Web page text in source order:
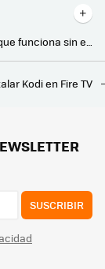
Ha fabricado un aire acondicionado portátil que funciona sin enchufes: toda la noche con la habitación a 15ºC
“Puede alterar el sistema mucociliar”. La doctora Prados avisa sobre usar el aire acondicionado a lo loco
Hoy empieza la canícula y los meteorólogos lo tienen claro: "Pintan bastos para las regiones mediterráneas de España"
Kodi en Fire TV
SUSCRIBIR